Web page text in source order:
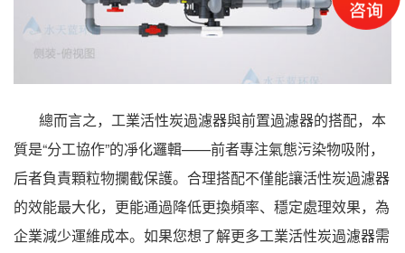
總而言之，工業活性炭過濾器與前置過濾器的搭配，本
質是“分工協作”的凈化邏輯——前者專注氣態污染物吸附，
后者負責顆粒物攔截保護。合理搭配不僅能讓活性炭過濾器
的效能最大化，更能通過降低更換頻率、穩定處理效果，為
企業減少運維成本。如果您想了解更多工業活性炭過濾器需